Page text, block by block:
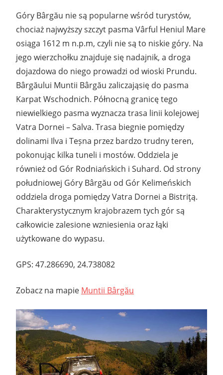
Góry Bârgău nie są popularne wśród turystów,
chociaż najwyższy szczyt pasma Vârful Heniul Mare
osiąga 1612 m n.p.m, czyli nie są to niskie góry. Na
jego wierzchołku znajduje się nadajnik, a droga
dojazdowa do niego prowadzi od wioski Prundu.
Bârgăului Muntii Bârgău zaliczająsię do pasma
Karpat Wschodnich. Północną granicę tego
niewielkiego pasma wyznacza trasa linii kolejowej
Vatra Dornei – Salva. Trasa biegnie pomiędzy
dolinami Ilva i Teșna przez bardzo trudny teren,
pokonując kilka tuneli i mostów. Oddziela je
również od Gór Rodniańskich i Suhard. Od strony
południowej Góry Bârgău od Gór Kelimeńskich
oddziela droga pomiędzy Vatra Dornei a Bistriţą.
Charakterystycznym krajobrazem tych gór są
całkowicie zalesione wzniesienia oraz łąki
użytkowane do wypasu.
GPS: 47.286690, 24.738082
Zobacz na mapie Muntii Bârgău